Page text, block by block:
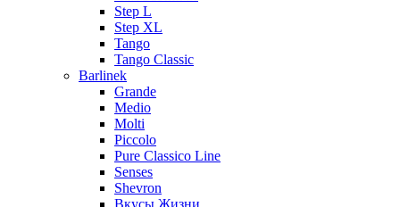
Step L
Step XL
Tango
Tango Classic
Barlinek
Grande
Medio
Molti
Piccolo
Pure Classico Line
Senses
Shevron
Вкусы Жизни